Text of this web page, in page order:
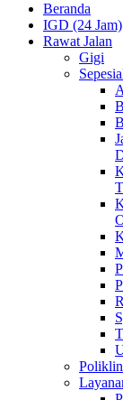
Beranda
IGD (24 Jam)
Rawat Jalan
Gigi